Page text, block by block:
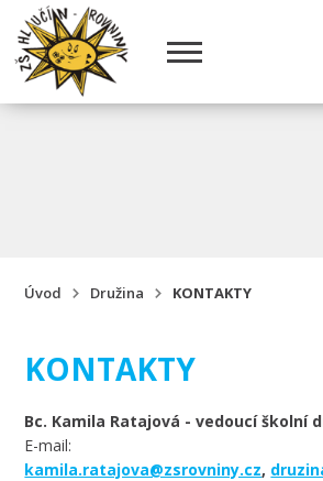
Úvod Družina KONTAKTY
KONTAKTY
Bc. Kamila Ratajová -vedoucí školní
E-mail:
kamila.ratajova@zsrovniny.cz,